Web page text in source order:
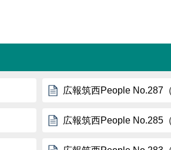
広報筑西People No.287
広報筑西People No.285